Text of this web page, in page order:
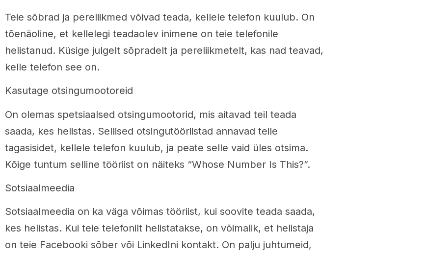
Teie sõbrad ja pereliikmed võivad teada, kellele telefon kuulub. On
tõenäoline, et kellelegi teadaolev inimene on teie telefonile
helistanud. Küsige julgelt sõpradelt ja pereliikmetelt, kas nad teavad,
kelle telefon see on.
Kasutage otsingumootoreid
On olemas spetsiaalsed otsingumootorid, mis aitavad teil teada
saada, kes helistas. Sellised otsingutööriistad annavad teile
tagasisidet, kellele telefon kuulub, ja peate selle vaid üles otsima.
Kõige tuntum selline tööriist on näiteks “Whose Number Is This?”.
Sotsiaalmeedia
Sotsiaalmeedia on ka väga võimas tööriist, kui soovite teada saada,
kes helistas. Kui teie telefonilt helistatakse, on võimalik, et helistaja
on teie Facebooki sõber või LinkedIni kontakt. On palju juhtumeid,